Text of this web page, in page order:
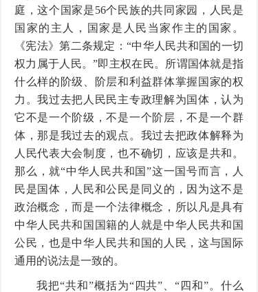
庭，这个国家是56个民族的共同家园，人民是
国家的主人，国家是人民当家作主的国家。
《宪法》第二条规定：“中华人民共和国的一切
权力属于人民。”即主权在民。所谓国体就是指
什么样的阶级、阶层和利益群体掌握国家的权
力。我过去把人民民主专政理解为国体，认为
它不是一个阶级，不是一个阶层，不是一个群
体，那是我过去的观点。我过去把政体解释为
人民代表大会制度，也不确切，应该是共和。
那么，就“中华人民共和国”这一国号而言，人
民是国体，人民和公民是同义的，因为这不是
政治概念，而是一个法律概念，所以凡是具有
中华人民共和国国籍的人就是中华人民共和国
公民，也是中华人民共和国的人民，这与国际
通用的说法是一致的。
我把“共和”概括为“四共”、“四和”。什么